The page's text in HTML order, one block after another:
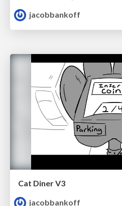
jacobbankoff
Cat Diner V3
jacobbankoff